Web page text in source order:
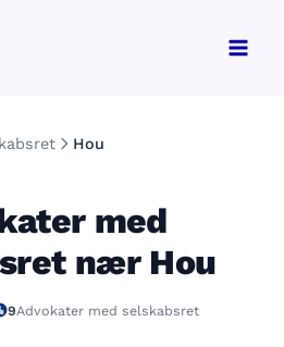
Hou
med
nær Hou
9Advokater med selskabsret